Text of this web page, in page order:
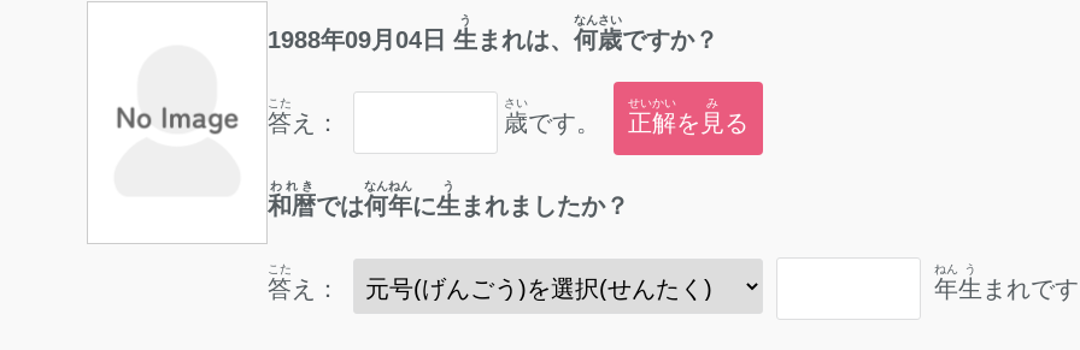
1988年09月 04 日 生
う
まれは、 何歳
なんさい
ですか？
答
こた
え： 歳
さい
です。 正解
せいかい
を 見
み
る
和暦
われき
では何年
なんねん
に生
う
まれましたか？
答
こた
え： 年
ねん
生
う
まれで